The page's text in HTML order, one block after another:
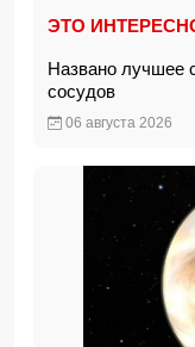
ЭТО
Названо лучшее
сосудов
06 августа 2026